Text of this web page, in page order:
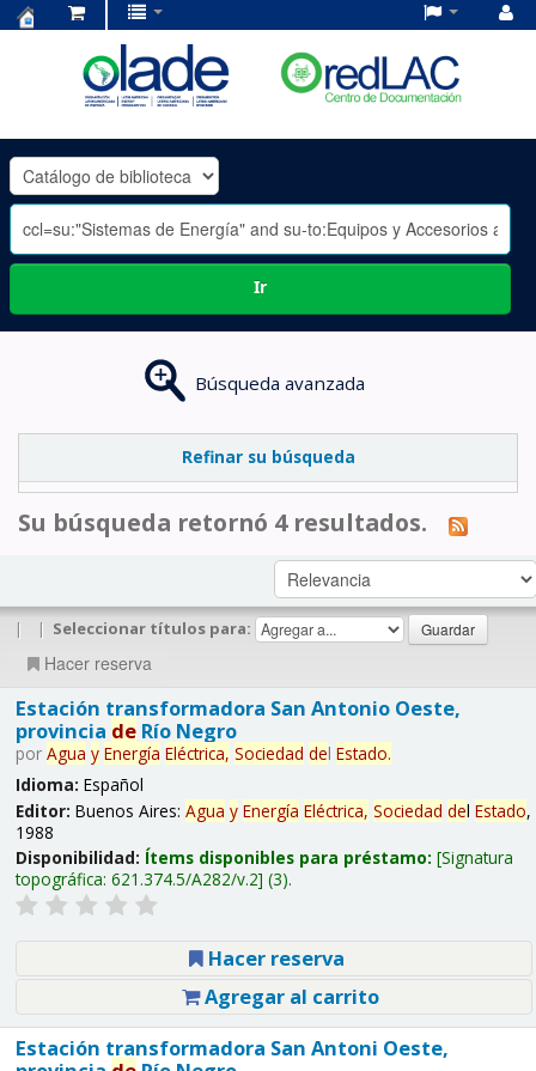
OLADE
-
Ir
Búsqueda avanzada
Refinar su búsqueda
Su búsqueda retornó 4 resultados.
| | Seleccionar títulos para:
Hacer reserva
Estación transformadora San Antonio Oeste,
provincia deRío Negro
por Agua y Energía Eléctrica, Sociedad del Estado.
Idioma: Español
Editor: Buenos Aires: Agua y Energía Eléctrica, Sociedad del Estado,
1988
Disponibilidad: Ítems disponibles para préstamo: Signatura
topográfica: 621.374.5/A282/v.2 (3).
Hacer reserva
Agregar al carrito
Estación transformadora San Antoni Oeste,